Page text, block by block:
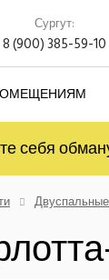
Сургут:
8 (900) 385-59-10
себя